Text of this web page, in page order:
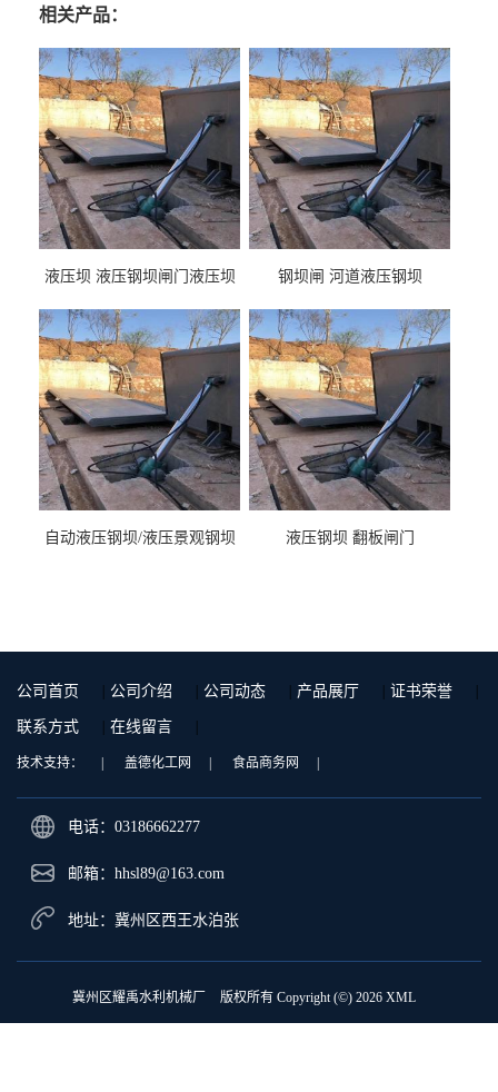
相关产品：
液压坝 液压钢坝闸门液压坝
钢坝闸 河道液压钢坝
自动液压钢坝/液压景观钢坝 液压钢坝 翻板闸门
公司首页 | 公司介绍 | 公司动态 | 产品展厅 | 证书荣誉 |
联系方式 | 在线留言 |
技术支持： | 盖德化工网 | 食品商务网 |
电话：03186662277
邮箱：hhsl89@163.com
地址：冀州区西王水泊张
冀州区耀禹水利机械厂 版权所有 Copyright (©) 2026 XML